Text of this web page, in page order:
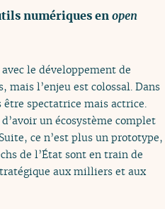
numériques enopen
le développement de
mais l’enjeu est colossal. Dans
spectatrice mais actrice.
un écosystème complet
ce n’est plus un prototype,
de l’État sont en train de
aux milliers et aux